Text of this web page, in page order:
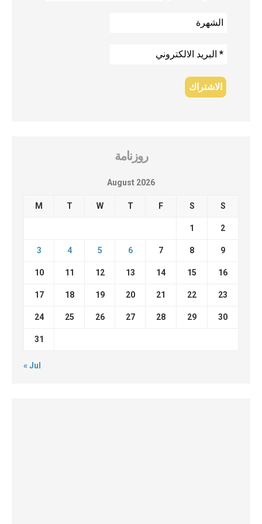
روزنامة
August 2026
M T W T F S S
1 2
3 4 5 6 7 8 9
10 11 12 13 14 15 16
17 18 19 20 21 22 23
24 25 26 27 28 29 30
31
« Jul